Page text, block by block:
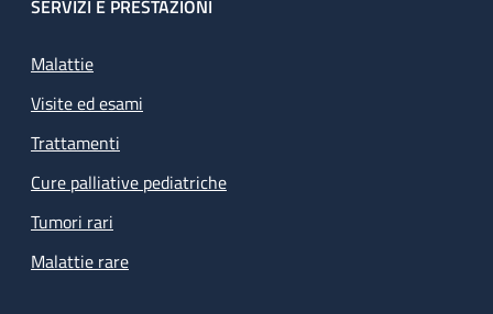
SERVIZI E PRESTAZIONI
Malattie
Visite ed esami
Trattamenti
Cure palliative pediatriche
Tumori rari
Malattie rare